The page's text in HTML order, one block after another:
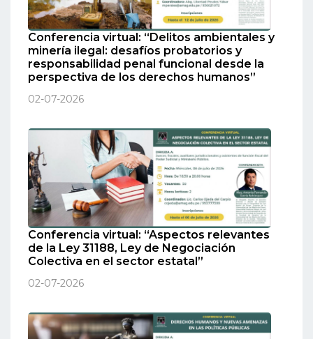
Conferencia virtual: “Delitos ambientales y
minería ilegal: desafíos probatorios y
responsabilidad penal funcional desde la
perspectiva de los derechos humanos”
02-07-2026
Conferencia virtual: “Aspectos relevantes
de la Ley 31188, Ley de Negociación
Colectiva en el sector estatal”
02-07-2026